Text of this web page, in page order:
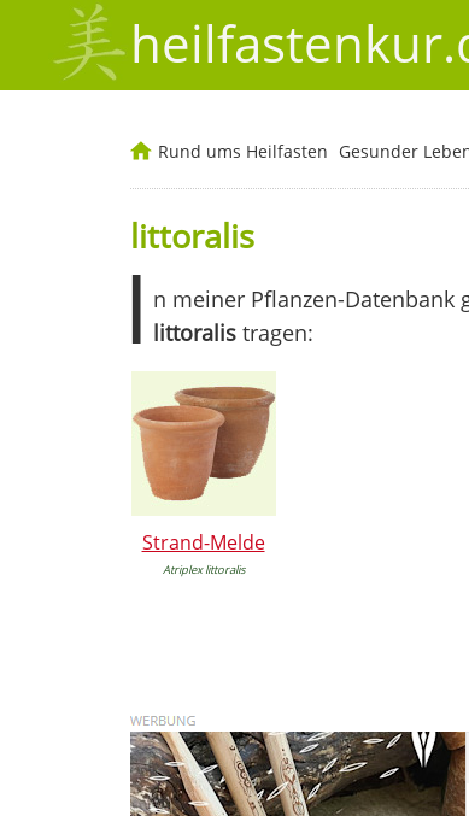
Rund ums Heilfasten Gesunder
littoralis
I n meiner Pflanzen-Datenbank
littoralistragen:
Strand-Melde
Atriplex littoralis